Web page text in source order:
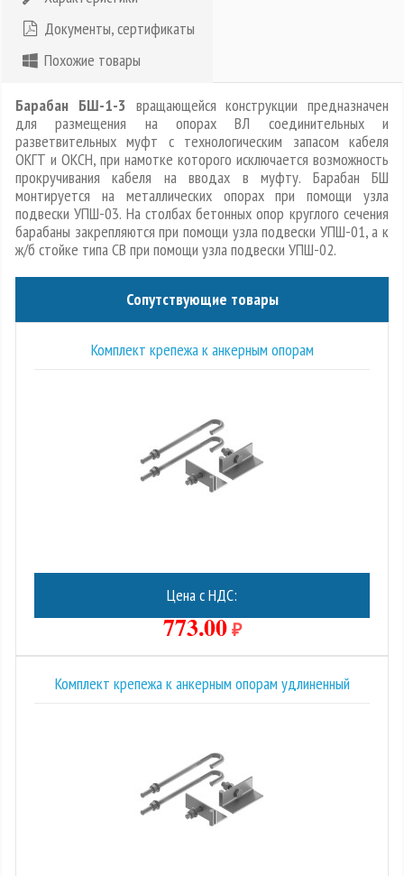
Документы, сертификаты
Похожие товары
Барабан БШ-1-3 вращающейся конструкции предназначен
для размещения на опорах ВЛ соединительных и
разветвительных муфт с технологическим запасом кабеля
ОКГТ и ОКСН, при намотке которого исключается возможность
прокручивания кабеля на вводах в муфту. Барабан БШ
монтируется на металлических опорах при помощи узла
подвески УПШ-03. На столбах бетонных опор круглого сечения
барабаны закрепляются при помощи узла подвески УПШ-01, а к
ж/б стойке типа СВ при помощи узла подвески УПШ-02.
Сопутствующие товары
Комплект крепежа к анкерным опорам
Цена с НДС:
773.00₽
Комплект крепежа к анкерным опорам удлиненный